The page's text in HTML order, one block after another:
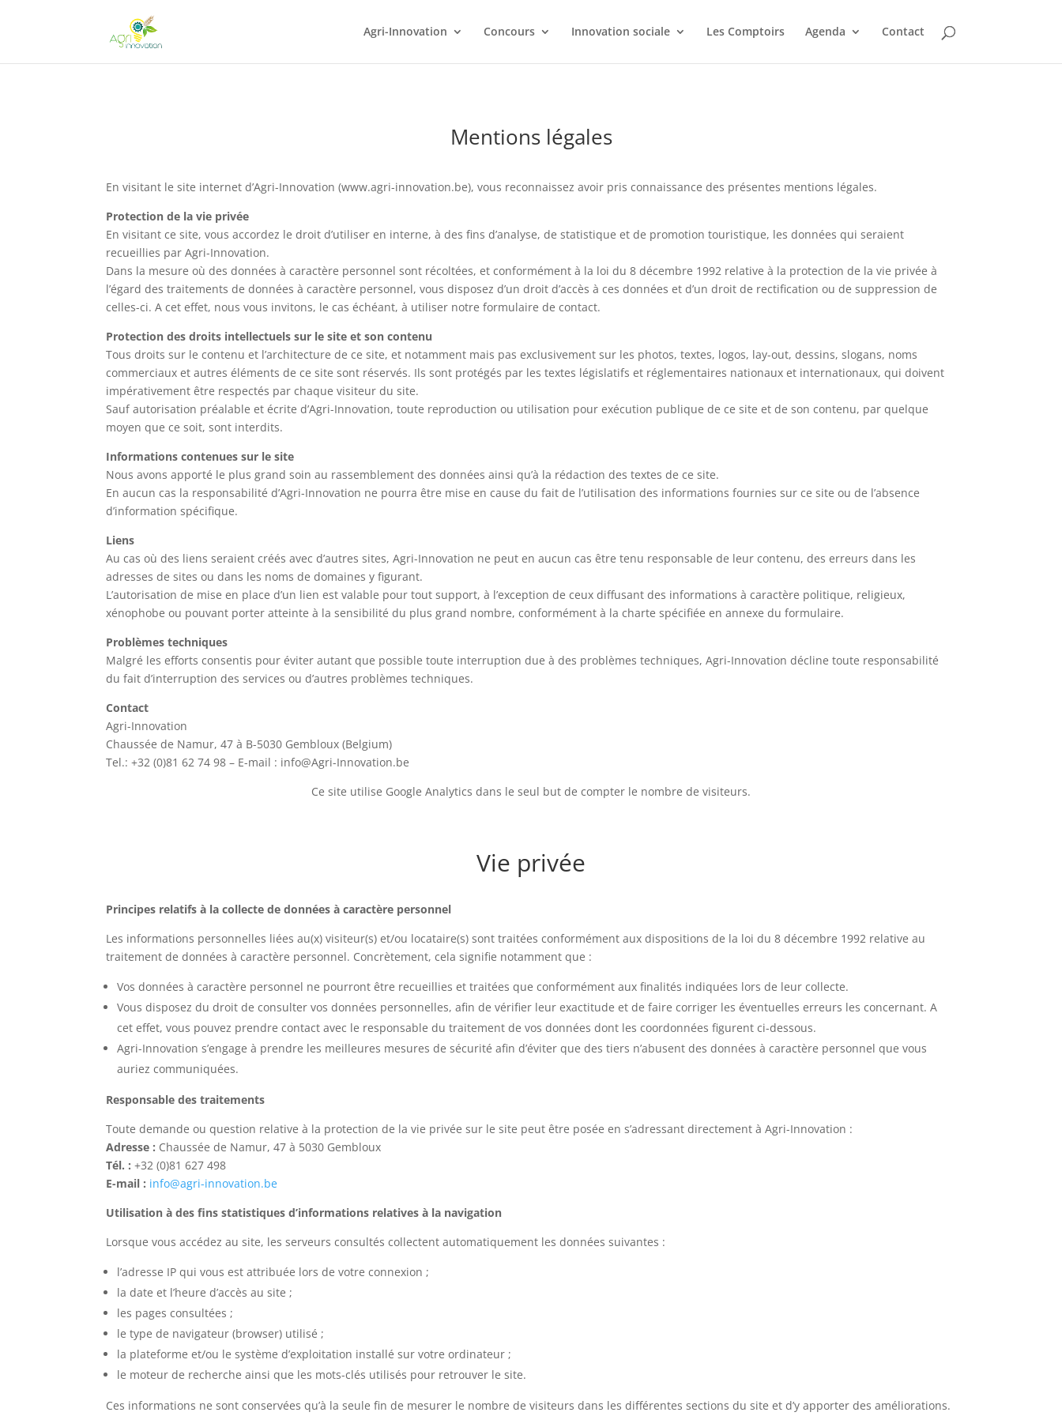
Agri-Innovation Concours Innovation sociale Les Comptoirs Agenda Contact
Mentions légales
En visitant le site internet d’Agri-Innovation (www.agri-innovation.be), vous reconnaissez avoir pris connaissance des présentes mentions légales.
Protection de la vie privée
En visitant ce site, vous accordez le droit d’utiliser en interne, à des fins d’analyse, de statistique et de promotion touristique, les données qui seraient
recueillies par Agri-Innovation.
Dans la mesure où des données à caractère personnel sont récoltées, et conformément à la loi du 8 décembre 1992 relative à la protection de la vie privée à
l’égard des traitements de données à caractère personnel, vous disposez d’un droit d’accès à ces données et d’un droit de rectification ou de suppression de
celles-ci. A cet effet, nous vous invitons, le cas échéant, à utiliser notre formulaire de contact.
Protection des droits intellectuels sur le site et son contenu
Tous droits sur le contenu et l’architecture de ce site, et notamment mais pas exclusivement sur les photos, textes, logos, lay-out, dessins, slogans, noms
commerciaux et autres éléments de ce site sont réservés. Ils sont protégés par les textes législatifs et réglementaires nationaux et internationaux, qui doivent
impérativement être respectés par chaque visiteur du site.
Sauf autorisation préalable et écrite d’Agri-Innovation, toute reproduction ou utilisation pour exécution publique de ce site et de son contenu, par quelque
moyen que ce soit, sont interdits.
Informations contenues sur le site
Nous avons apporté le plus grand soin au rassemblement des données ainsi qu’à la rédaction des textes de ce site.
En aucun cas la responsabilité d’Agri-Innovation ne pourra être mise en cause du fait de l’utilisation des informations fournies sur ce site ou de l’absence
d’information spécifique.
Liens
Au cas où des liens seraient créés avec d’autres sites, Agri-Innovation ne peut en aucun cas être tenu responsable de leur contenu, des erreurs dans les
adresses de sites ou dans les noms de domaines y figurant.
L’autorisation de mise en place d’un lien est valable pour tout support, à l’exception de ceux diffusant des informations à caractère politique, religieux,
xénophobe ou pouvant porter atteinte à la sensibilité du plus grand nombre, conformément à la charte spécifiée en annexe du formulaire.
Problèmes techniques
Malgré les efforts consentis pour éviter autant que possible toute interruption due à des problèmes techniques, Agri-Innovation décline toute responsabilité
du fait d’interruption des services ou d’autres problèmes techniques.
Contact
Agri-Innovation
Chaussée de Namur, 47 à B-5030 Gembloux (Belgium)
Tel.: +32 (0)81 62 74 98 – E-mail : info@Agri-Innovation.be
Ce site utilise Google Analytics dans le seul but de compter le nombre de visiteurs.
Vie privée
Principes relatifs à la collecte de données à caractère personnel
Les informations personnelles liées au(x) visiteur(s) et/ou locataire(s) sont traitées conformément aux dispositions de la loi du 8 décembre 1992 relative au
traitement de données à caractère personnel. Concrètement, cela signifie notamment que :
Vos données à caractère personnel ne pourront être recueillies et traitées que conformément aux finalités indiquées lors de leur collecte.
Vous disposez du droit de consulter vos données personnelles, afin de vérifier leur exactitude et de faire corriger les éventuelles erreurs les concernant. A
cet effet, vous pouvez prendre contact avec le responsable du traitement de vos données dont les coordonnées figurent ci-dessous.
Agri-Innovation s’engage à prendre les meilleures mesures de sécurité afin d’éviter que des tiers n’abusent des données à caractère personnel que vous
auriez communiquées.
Responsable des traitements
Toute demande ou question relative à la protection de la vie privée sur le site peut être posée en s’adressant directement à Agri-Innovation :
Adresse : Chaussée de Namur, 47 à 5030 Gembloux
Tél. : +32 (0)81 627 498
E-mail : info@agri-innovation.be
Utilisation à des fins statistiques d’informations relatives à la navigation
Lorsque vous accédez au site, les serveurs consultés collectent automatiquement les données suivantes :
l’adresse IP qui vous est attribuée lors de votre connexion ;
la date et l’heure d’accès au site ;
les pages consultées ;
le type de navigateur (browser) utilisé ;
la plateforme et/ou le système d’exploitation installé sur votre ordinateur ;
le moteur de recherche ainsi que les mots-clés utilisés pour retrouver le site.
Ces informations ne sont conservées qu’à la seule fin de mesurer le nombre de visiteurs dans les différentes sections du site et d’y apporter des améliorations.